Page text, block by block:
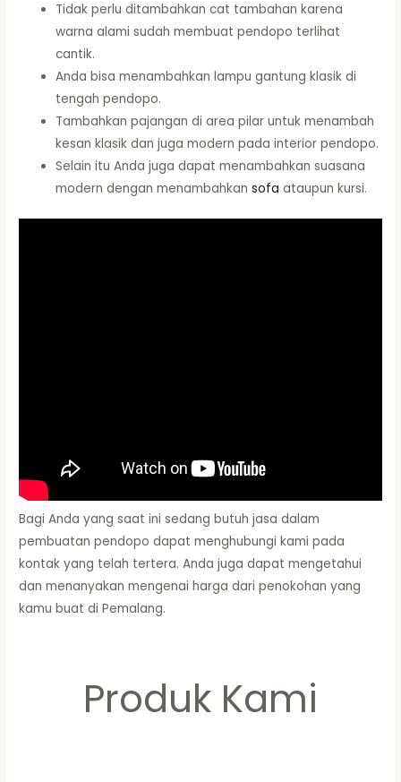
Tidak perlu ditambahkan cat tambahan karena
warna alami sudah membuat pendopo terlihat
cantik.
Anda bisa menambahkan lampu gantung klasik di
tengah pendopo.
Tambahkan pajangan di area pilar untuk menambah
kesan klasik dan juga modern pada interior pendopo.
Selain itu Anda juga dapat menambahkan suasana
modern dengan menambahkansofa ataupun kursi.
Bagi Anda yang saat ini sedang butuh jasa dalam
pembuatan pendopo dapat menghubungi kami pada
kontak yang telah tertera. Anda juga dapat mengetahui
dan menanyakan mengenai harga dari penokohan yang
kamu buat di Pemalang.
Produk Kami